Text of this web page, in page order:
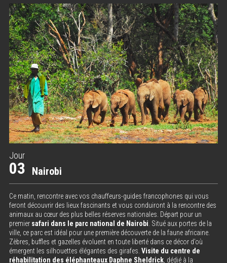
Jour
03 Nairobi
Ce matin, rencontre avec vos chauffeurs-guides francophones qui vous
feront découvrir des lieux fascinants et vous conduiront à la rencontre des
animaux au cœur des plus belles réserves nationales. Départ pour un
premier safari dans le parc national de Nairobi . Situé aux portes de la
ville, ce parc est idéal pour une première découverte de la faune africaine.
Zèbres, buffles et gazelles évoluent en toute liberté dans ce décor d’où
émergent les silhouettes élégantes des girafes. Visite du centre de
réhabilitation des éléphanteaux Daphne Sheldrick , dédié à la